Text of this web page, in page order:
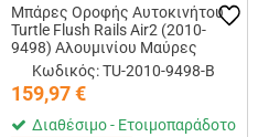
Μπάρες Οροφής Αυτοκινήτου
Turtle Flush Rails Air2 (2010-
9498) Αλουμινίου Μαύρες
Κωδικός: TU-2010-9498-B
159,97€
Διαθέσιμο - Ετοιμοπαράδοτο